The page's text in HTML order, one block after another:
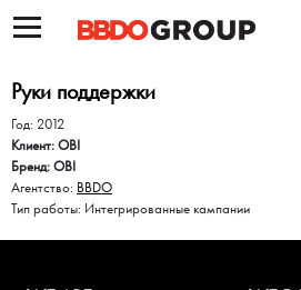
Руки поддержки
Год: 2012
Клиент: OBI
Бренд: OBI
Агентство: BBDO
Тип работы: Интегрированные кампании